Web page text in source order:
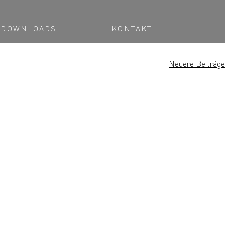
DOWNLOADS KONTAKT
Neuere Beiträge